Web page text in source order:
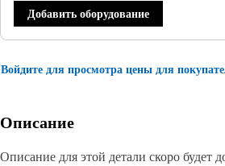
Добавить оборудование
Войдите для просмотра цены для
Описание
Описание для этой детали скоро будет